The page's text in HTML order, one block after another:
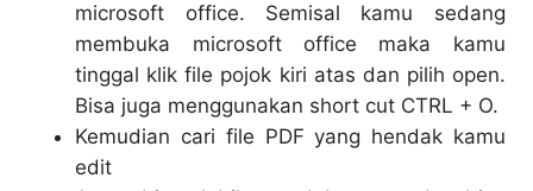
microsoft office. Semisal kamu sedang
membuka microsoft office maka kamu
tinggal klik file pojok kiri atas dan pilih open.
Bisa juga menggunakan short cut CTRL + O.
Kemudian cari file PDF yang hendak kamu
edit